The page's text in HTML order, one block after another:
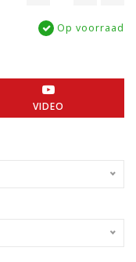
Op voorraad
VIDEO